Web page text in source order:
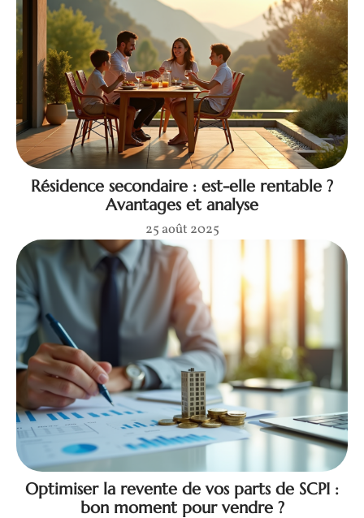
Résidence secondaire : est-elle rentable ?
Avantages et analyse
25 août 2025
Optimiser la revente de vos parts de SCPI :
bon moment pour vendre ?